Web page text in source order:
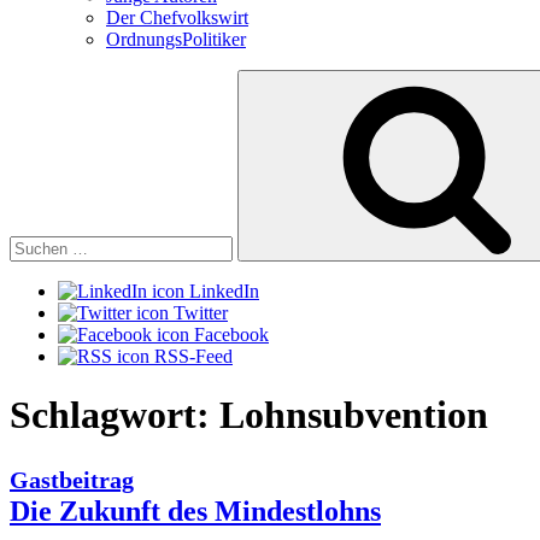
Der Chefvolkswirt
OrdnungsPolitiker
LinkedIn
Twitter
Facebook
RSS-Feed
Schlagwort: Lohnsubvention
Gastbeitrag
Die Zukunft des Mindestlohns